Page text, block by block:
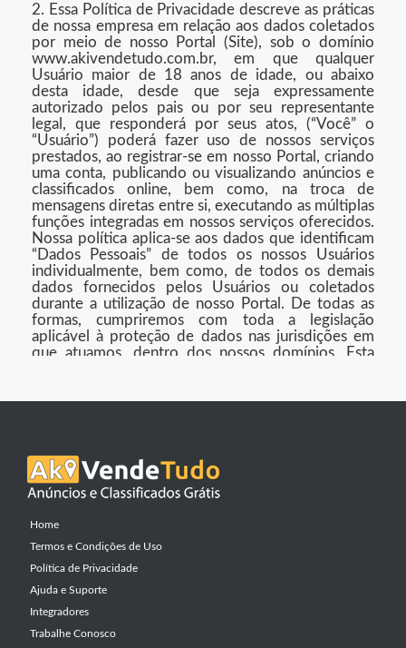
2. Essa Política de Privacidade descreve as práticas
de nossa empresa em relação aos dados coletados
por meio de nosso Portal (Site), sob o domínio
www.akivendetudo.com.br, em que qualquer
Usuário maior de 18 anos de idade, ou abaixo
desta idade, desde que seja expressamente
autorizado pelos pais ou por seu representante
legal, que responderá por seus atos, (“Você” o
“Usuário”) poderá fazer uso de nossos serviços
prestados, ao registrar-se em nosso Portal, criando
uma conta, publicando ou visualizando anúncios e
classificados online, bem como, na troca de
mensagens diretas entre si, executando as múltiplas
funções integradas em nossos serviços oferecidos.
Nossa política aplica-se aos dados que identificam
“Dados Pessoais” de todos os nossos Usuários
individualmente, bem como, de todos os demais
dados fornecidos pelos Usuários ou coletados
durante a utilização de nosso Portal. De todas as
formas, cumpriremos com toda a legislação
aplicável à proteção de dados nas jurisdições em
que atuamos, dentro dos nossos domínios. Esta
1 – COLETA E ARMAZENAMENTO DE
INFORMAÇÕES
1.1CRIAÇÃO DA CONTA– Para criar sua conta
seu endereço de e-mail e criar sua senha, além
disto, Você (Usuário) aceita e concorda em
fornecer algumas informações imprescindíveis para
que prestamos aos Usuários, obedecendo aos
nossos “T&C”. Para isso, nós podemos solicitar
algumas informações, tais como, nome de Usuário,
Home
Termos e Condições de Uso
Política de Privacidade
Ajuda e Suporte
Integradores
Trabalhe Conosco